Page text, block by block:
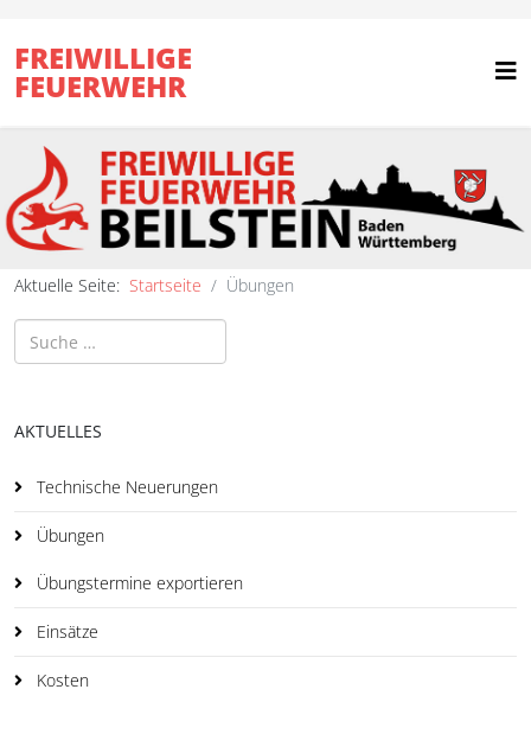
FREIWILLIGE
FEUERWEHR
Aktuelle Seite: Startseite Übungen
Suchen
AKTUELLES
Technische Neuerungen
Übungen
Übungstermine exportieren
Einsätze
Kosten